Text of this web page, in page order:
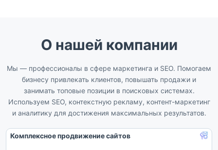
О нашей компании
Мы — профессионалы в сфере маркетинга и SEO. Помогаем
бизнесу привлекать клиентов, повышать продажи и
занимать топовые позиции в поисковых системах.
Используем SEO, контекстную рекламу, контент-маркетинг
и аналитику для достижения максимальных результатов.
Комплексное продвижение сайтов